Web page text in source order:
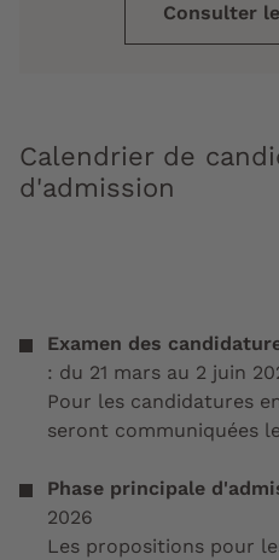
Consulter
Calendrier de
d'admission
Examen des
: du 21 mars au 2 juin
Pour les candidatures
seront communiquées
Phase principale
2026
Les propositions pour